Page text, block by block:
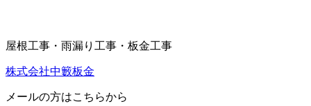
屋根工事・雨漏り工事・板金工事
株式会社中籔板金
メールの方はこちらから